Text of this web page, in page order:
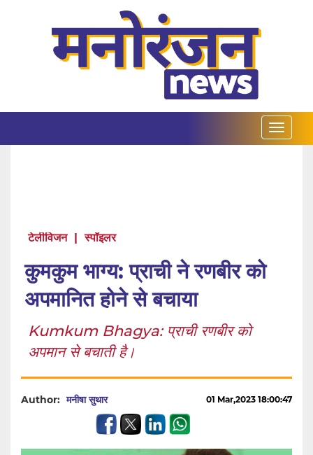
टेलीविजन | स्पॉइलर
कुमकुम भाग्य: प्राची ने रणबीर को
अपमानित होने से बचाया
Kumkum Bhagya: प्राची रणबीर को
अपमान से बचाती है।
Author: मनीषा सुथार 01 Mar,2023 18:00:47